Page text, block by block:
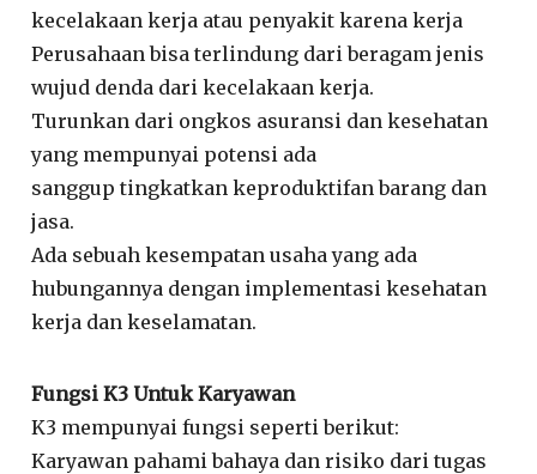
kecelakaan kerja atau penyakit karena kerja
Perusahaan bisa terlindung dari beragam jenis
wujud denda dari kecelakaan kerja.
Turunkan dari ongkos asuransi dan kesehatan
yang mempunyai potensi ada
sanggup tingkatkan keproduktifan barang dan
jasa.
Ada sebuah kesempatan usaha yang ada
hubungannya dengan implementasi kesehatan
kerja dan keselamatan.
Fungsi K3 Untuk Karyawan
K3 mempunyai fungsi seperti berikut:
Karyawan pahami bahaya dan risiko dari tugas